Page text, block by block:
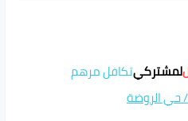
لمشتركيتكافل مرهم
حي الروضة